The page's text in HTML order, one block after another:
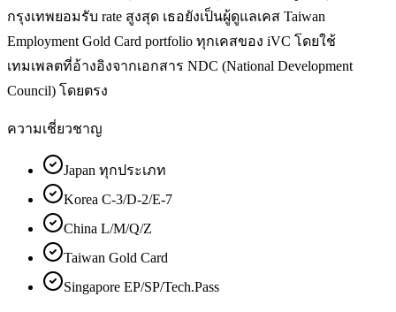
กรุงเทพยอมรับ rate สูงสุด เธอยังเป็นผู้ดูแลเคส Taiwan
Employment Gold Card portfolio ทุกเคสของ iVC โดยใช้
เทมเพลตที่อ้างอิงจากเอกสาร NDC (National Development
Council) โดยตรง
ความเชี่ยวชาญ
Japan ทุกประเภท
Korea C-3/D-2/E-7
China L/M/Q/Z
Taiwan Gold Card
Singapore EP/SP/Tech.Pass